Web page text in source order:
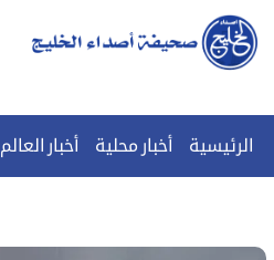
الرئيسية أخبار محلية أخبار العالم